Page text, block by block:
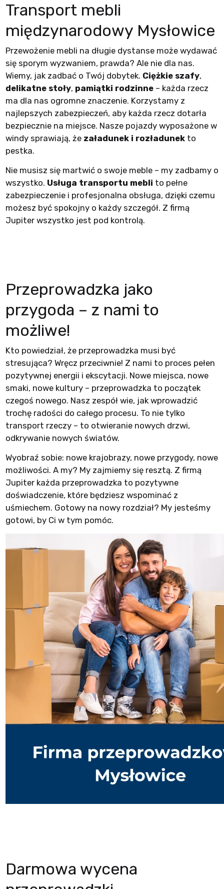
Transport mebli
międzynarodowy Mysłowice
Przewożenie mebli na długie dystanse może wydawać
się sporym wyzwaniem, prawda? Ale nie dla nas.
Wiemy, jak zadbać o Twój dobytek. Ciężkie szafy,
delikatne stoły, pamiątki rodzinne– każda rzecz
ma dla nas ogromne znaczenie. Korzystamy z
najlepszych zabezpieczeń, aby każda rzecz dotarła
bezpiecznie na miejsce. Nasze pojazdy wyposażone w
windy sprawiają, że załadunek i rozładunekto
pestka.
Nie musisz się martwić o swoje meble – my zadbamy o
wszystko. Usługa transportu mebli to pełne
zabezpieczenie i profesjonalna obsługa, dzięki czemu
możesz być spokojny o każdy szczegół. Z firmą
Jupiter wszystko jest pod kontrolą.
Przeprowadzka jako
przygoda – z nami to
możliwe!
Kto powiedział, że przeprowadzka musi być
stresująca? Wręcz przeciwnie! Z nami to proces pełen
pozytywnej energii i ekscytacji. Nowe miejsca, nowe
smaki, nowe kultury – przeprowadzka to początek
czegoś nowego. Nasz zespół wie, jak wprowadzić
trochę radości do całego procesu. To nie tylko
transport rzeczy – to otwieranie nowych drzwi,
odkrywanie nowych światów.
Wyobraź sobie: nowe krajobrazy, nowe przygody, nowe
możliwości. A my? My zajmiemy się resztą. Z firmą
Jupiter każda przeprowadzka to pozytywne
doświadczenie, które będziesz wspominać z
uśmiechem. Gotowy na nowy rozdział? My jesteśmy
gotowi, by Ci w tym pomóc.
Darmowa wycena